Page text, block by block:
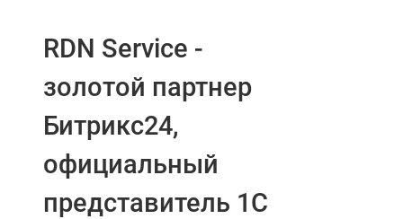
RDN Service -
золотой партнер
Битрикс24,
официальный
представитель 1С